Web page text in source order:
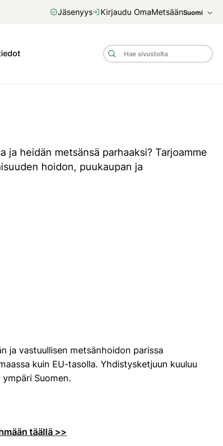
Jäsenyys Kirjaudu OmaMetsäänSuomi
heidän metsänsä parhaaksi? Tarjoamme
hoidon, puukaupan ja
ja vastuullisen metsänhoidon parissa
kuin EU-tasolla. Yhdistysketjuun kuuluu
Suomen.
täällä >>